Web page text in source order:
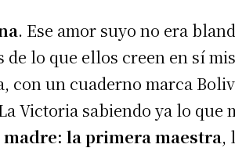
. Ese amor suyo no era
de lo que ellos creen en sí
con un cuaderno marca
Victoria sabiendo ya lo
madre: la primera maestra,